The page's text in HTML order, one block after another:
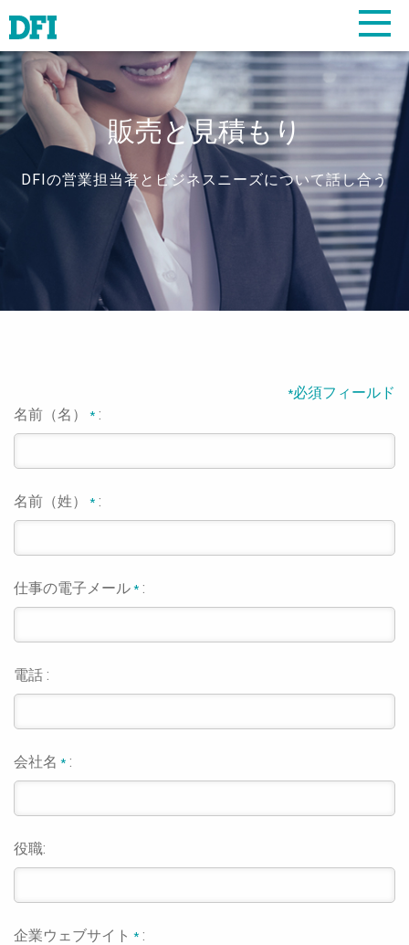
販売と見積もり
DFIの営業担当者とビジネスニーズについて話し合う
*必須フィールド
名前（名）* :
名前（姓）* :
仕事の電子メール* :
電話 :
会社名* :
役職:
企業ウェブサイト* :